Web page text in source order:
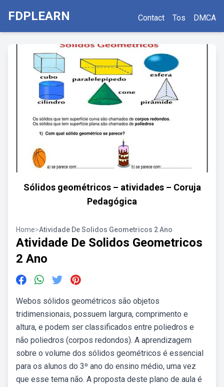
FDPLEARN Contact Tos DMCA
Sólidos geométricos – atividades – Coruja
Pedagógica
Home>Atividade De Solidos Geometricos 2 Ano
Atividade De Solidos Geometricos
2 Ano
Webos sólidos geométricos são objetos
tridimensionais, possuem largura, comprimento e
altura, e podem ser classificados entre poliedros e
não poliedros (corpos redondos). A aprendizagem
sobre o volume dos sólidos geométricos é essencial
para os alunos do 3º ano do ensino médio, uma vez
que esse tema não. A proposta deste plano de aula é